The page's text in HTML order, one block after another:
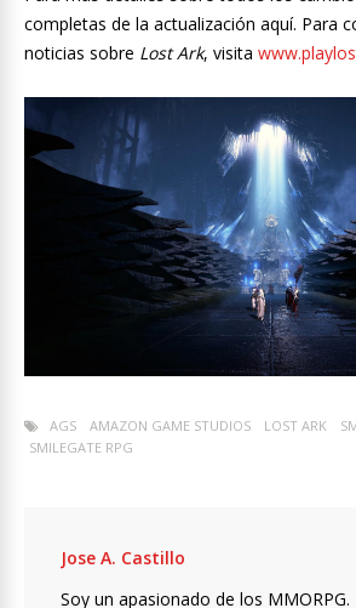
completas de la actualización aquí. Para
noticias sobre Lost Ark, visita
AGS AMAZON GAME STUDIOS LOST ARK
SMILEGATE RPG
Jose A. Castillo
Soy un apasionado de los